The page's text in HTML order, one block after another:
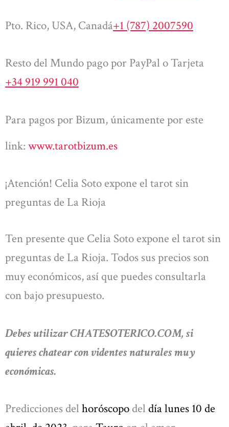
Pto. Rico, USA, Canadá+1 (787) 2007590
Resto del Mundo pago por PayPal o Tarjeta
+34 919 991 040
Para pagos por Bizum, únicamente por este
link: www.tarotbizum.es
¡Atención! Celia Soto expone el tarot sin
preguntas de La Rioja
Ten presente que Celia Soto expone el tarot sin
preguntas de La Rioja. Todos sus precios son
muy económicos, así que puedes consultarla
con bajo presupuesto.
Debes utilizar CHATESOTERICO.COM, si
quieres chatear con videntes naturales muy
económicas.
Predicciones del horóscopo del día lunes 10 de